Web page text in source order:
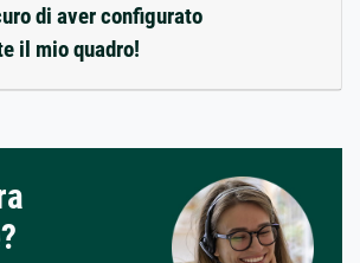
di aver configurato
il mio quadro!